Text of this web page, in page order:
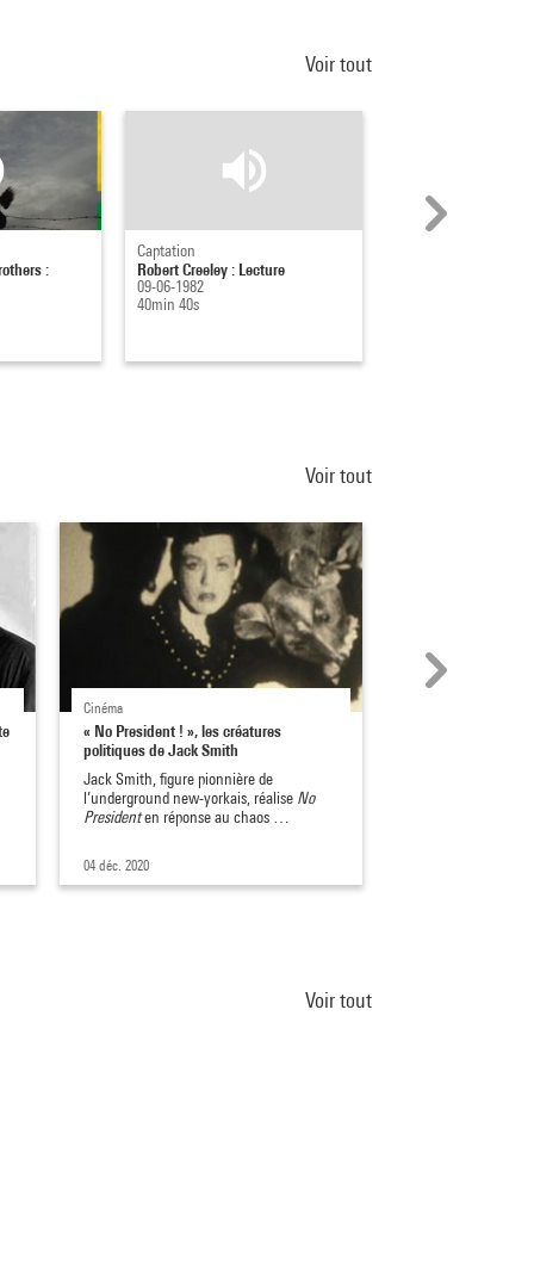
Voir tout
:
Captation
Robert Creeley : Lecture
09-06-1982
40min 40s
Voir tout
Cinéma
« No President ! », les créatures
politiques de Jack Smith
Jack Smith, figure pionnière de
l’underground new-yorkais, réalise No
Presidenten réponse au chaos …
04 déc. 2020
Voir tout